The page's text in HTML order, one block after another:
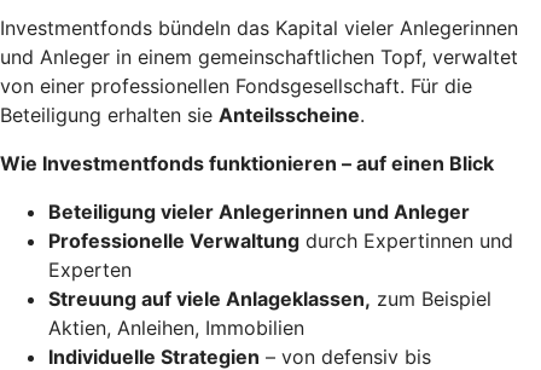
Investmentfonds bündeln das Kapital vieler Anlegerinnen
und Anleger in einem gemeinschaftlichen Topf, verwaltet
von einer professionellen Fondsgesellschaft. Für die
Beteiligung erhalten sie Anteilsscheine.
Wie Investmentfonds funktionieren – auf einen Blick
Beteiligung vieler Anlegerinnen und Anleger
Professionelle Verwaltung durch Expertinnen und
Experten
Streuung auf viele Anlageklassen, zum Beispiel
Aktien, Anleihen, Immobilien
Individuelle Strategien – von defensiv bis